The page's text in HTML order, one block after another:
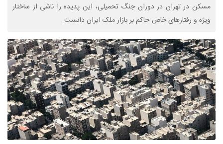
مسکن در تهران در دوران جنگ تحمیلی، این پدیده را ناشی از ساختار
ویژه و رفتارهای خاص حاکم بر بازار ملک ایران دانست.